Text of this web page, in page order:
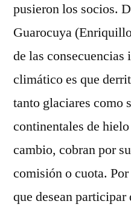
pusieron los socios.
Guarocuya
de las
climático es que
tanto glaciares como
continentales de
cambio, cobran por
comisión o cuota.
que desean participar